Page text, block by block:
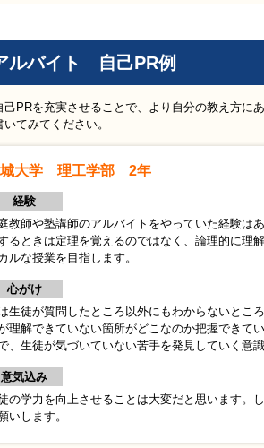
ルバイト 自己PR例
PRを充実させることで、より自分の教え方に
てみてください。
大学 理工学部 2年
経験
教師や塾講師のアルバイトをやっていた経験は
るときは定理を覚えるのではなく、論理的に理
ルな授業を目指します。
心がけ
生徒が質問したところ以外にもわからないとこ
理解できていない箇所がどこなのか把握できて
、生徒が気づいていない苦手を発見していく意
意気込み
の学力を向上させることは大変だと思います。
いします。